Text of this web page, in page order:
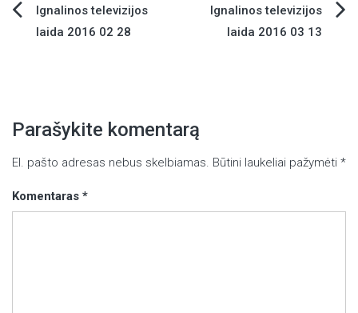
Navigacija
Ignalinos televizijos
laida 2016 02 28
Ignalinos televizijos
laida 2016 03 13
Parašykite komentarą
El. pašto adresas nebus skelbiamas. Būtini laukeliai pažymėti *
Komentaras *